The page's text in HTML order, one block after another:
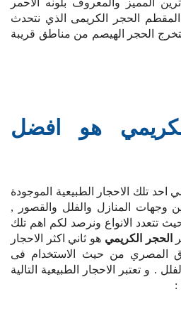
المميز والمعروف بلونه الاحمر
الحجر الكريمى الذي نتحدث
الحجر الهيصم من مناطق قريبة
هو افضل
احد تلك الاحجار الطبيعية الموجودة
وجهات المنازل والفلل والقصور ,
حيث تتعدد الانواع ونرصد لكم اهم تلك
الحجر الكريمي هو ثاني اكثر الاحجار
المصري من حيث الاستخدام فى
. و تعتبر الاحجار الطبيعية التالية
: